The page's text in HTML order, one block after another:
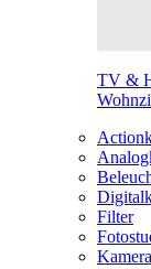
TV &
Filter